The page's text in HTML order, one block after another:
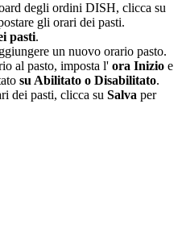
degli ordini DISH, clicca su
gli orari dei pasti.
pasti.
un nuovo orario pasto.
al pasto, imposta l' ora Inizio e
su Abilitato o Disabilitato.
dei pasti, clicca su Salva per